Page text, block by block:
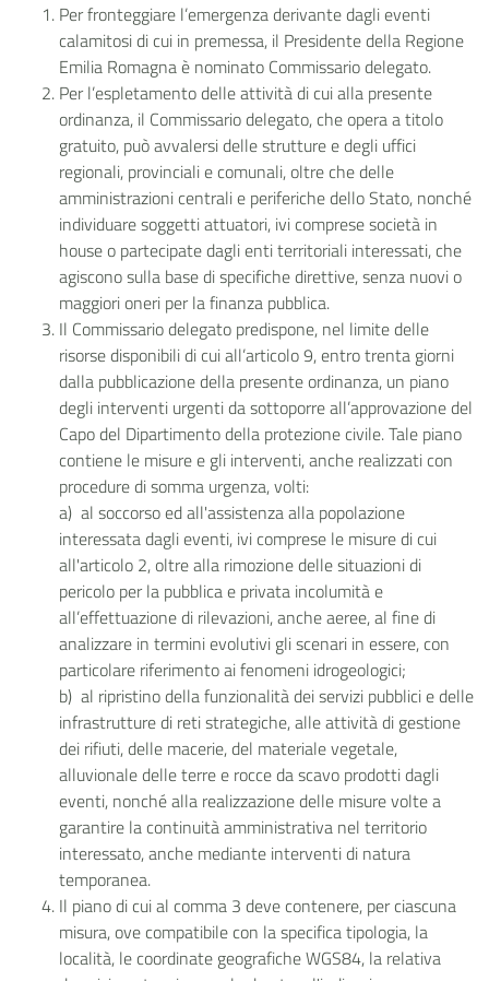
Per fronteggiare l’emergenza derivante dagli eventi
calamitosi di cui in premessa, il Presidente della Regione
Emilia Romagna è nominato Commissario delegato.
Per l’espletamento delle attività di cui alla presente
ordinanza, il Commissario delegato, che opera a titolo
gratuito, può avvalersi delle strutture e degli uffici
regionali, provinciali e comunali, oltre che delle
amministrazioni centrali e periferiche dello Stato, nonché
individuare soggetti attuatori, ivi comprese società in
house o partecipate dagli enti territoriali interessati, che
agiscono sulla base di specifiche direttive, senza nuovi o
maggiori oneri per la finanza pubblica.
Il Commissario delegato predispone, nel limite delle
risorse disponibili di cui all’articolo 9, entro trenta giorni
dalla pubblicazione della presente ordinanza, un piano
degli interventi urgenti da sottoporre all’approvazione del
Capo del Dipartimento della protezione civile. Tale piano
contiene le misure e gli interventi, anche realizzati con
procedure di somma urgenza, volti:
a) al soccorso ed all'assistenza alla popolazione
interessata dagli eventi, ivi comprese le misure di cui
all'articolo 2, oltre alla rimozione delle situazioni di
pericolo per la pubblica e privata incolumità e
all’effettuazione di rilevazioni, anche aeree, al fine di
analizzare in termini evolutivi gli scenari in essere, con
particolare riferimento ai fenomeni idrogeologici;
b) al ripristino della funzionalità dei servizi pubblici e delle
infrastrutture di reti strategiche, alle attività di gestione
dei rifiuti, delle macerie, del materiale vegetale,
alluvionale delle terre e rocce da scavo prodotti dagli
eventi, nonché alla realizzazione delle misure volte a
garantire la continuità amministrativa nel territorio
interessato, anche mediante interventi di natura
temporanea.
Il piano di cui al comma 3 deve contenere, per ciascuna
misura, ove compatibile con la specifica tipologia, la
località, le coordinate geografiche WGS84, la relativa